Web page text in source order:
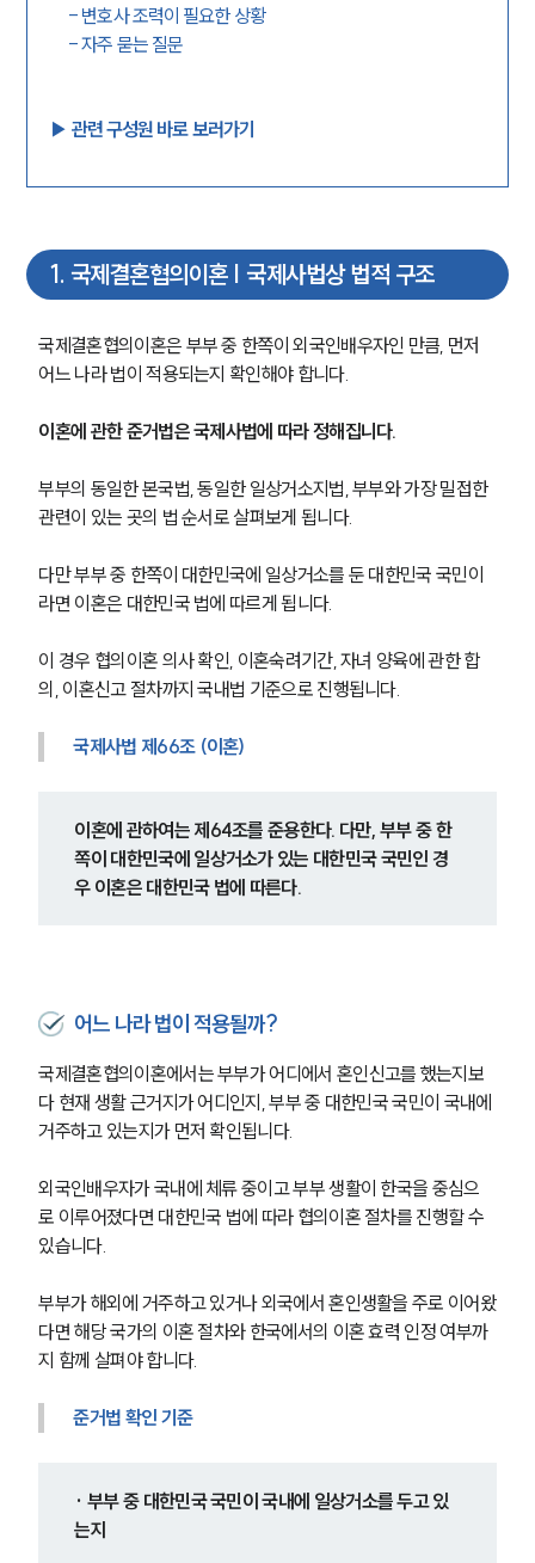
- 변호사 조력이 필요한 상황
-자주 묻는 질문
▶︎ 관련 구성원 바로 보러가기
1. 국제결혼협의이혼 | 국제사법상 법적 구조
국제결혼협의이혼은 부부 중 한쪽이 외국인배우자인 만큼, 먼저
어느 나라 법이 적용되는지 확인해야 합니다.
이혼에 관한 준거법은 국제사법에 따라 정해집니다.
부부의 동일한 본국법, 동일한 일상거소지법, 부부와 가장 밀접한
관련이 있는 곳의 법 순서로 살펴보게 됩니다.
다만 부부 중 한쪽이 대한민국에 일상거소를 둔 대한민국 국민이
라면 이혼은 대한민국 법에 따르게 됩니다.
이 경우 협의이혼 의사 확인, 이혼숙려기간, 자녀 양육에 관한 합
의, 이혼신고 절차까지 국내법 기준으로 진행됩니다.
국제사법 제66조 (이혼)
이혼에 관하여는 제64조를 준용한다. 다만, 부부 중 한
쪽이 대한민국에 일상거소가 있는 대한민국 국민인 경
우 이혼은 대한민국 법에 따른다.
어느 나라 법이 적용될까?
국제결혼협의이혼에서는 부부가 어디에서 혼인신고를 했는지보
다 현재 생활 근거지가 어디인지, 부부 중 대한민국 국민이 국내에
거주하고 있는지가 먼저 확인됩니다.
외국인배우자가 국내에 체류 중이고 부부 생활이 한국을 중심으
로 이루어졌다면 대한민국 법에 따라 협의이혼 절차를 진행할 수
있습니다.
부부가 해외에 거주하고 있거나 외국에서 혼인생활을 주로 이어왔
다면 해당 국가의 이혼 절차와 한국에서의 이혼 효력 인정 여부까
지 함께 살펴야 합니다.
준거법 확인 기준
· 부부 중 대한민국 국민이 국내에 일상거소를 두고 있
는지